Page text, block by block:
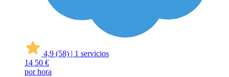
4,9 (58) | 1 servicios
14 50 €
por hora